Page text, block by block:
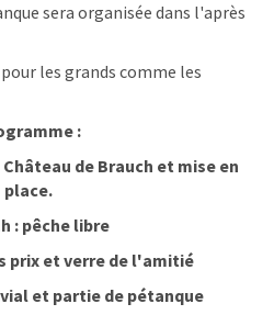
sera organisée dans l'après
les grands comme les
:
de Brauch et mise en
place.
: pêche libre
prix et verre de l'amitié
et partie de pétanque